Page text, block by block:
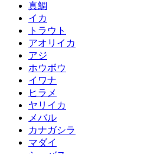
真鯛
イカ
トラウト
アオリイカ
アジ
ホウボウ
イワナ
ヒラメ
ヤリイカ
メバル
カナガシラ
マダイ